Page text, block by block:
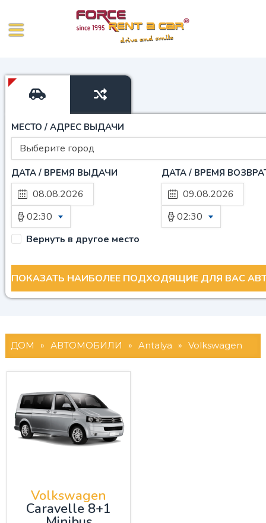
МЕСТО / АДРЕС ВЫДАЧИ
Выберите город
ДАТА / ВРЕМЯ ВЫДАЧИ
02:30
ДАТА / ВРЕМЯ
02:30
Вернуть в другое место
ДОМ » АВТОМОБИЛИ » Antalya » Volkswagen
Volkswagen
Caravelle 8+1